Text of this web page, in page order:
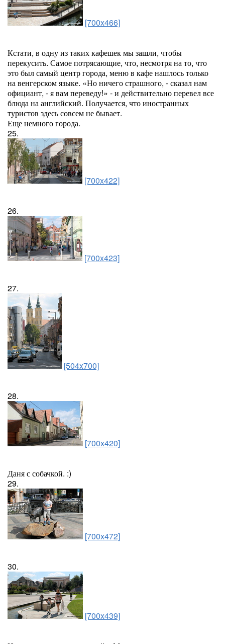
[700x466]
Кстати, в одну из таких кафешек мы зашли, чтобы
перекусить. Самое потрясающие, что, несмотря на то, что
это был самый центр города, меню в кафе нашлось только
на венгерском языке. «Но ничего страшного, - сказал нам
официант, - я вам переведу!» - и действительно перевел все
блюда на английский. Получается, что иностранных
туристов здесь совсем не бывает.
Еще немного города.
25.
[700x422]
26.
[700x423]
27.
[504x700]
28.
[700x420]
Даня с собачкой. :)
29.
[700x472]
30.
[700x439]